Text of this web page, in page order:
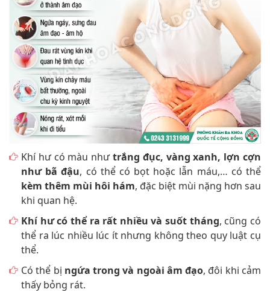
Khí hư có màu nhưtrắng đục, vàng xanh, lợn cợn
như bã đậu, có thể có bọt hoặc lẫn máu,… có thể
kèm thêm mùi hôi hám, đặc biệt mùi nặng hơn sau
khi quan hệ.
Khí hư có thể ra rất nhiều và suốt tháng, cũng có
thể ra lúc nhiều lúc ít nhưng không theo quy luật cụ
thể.
Có thể bị ngứa trong và ngoài âm đạo, đôi khi cảm
thấy bỏng rát.